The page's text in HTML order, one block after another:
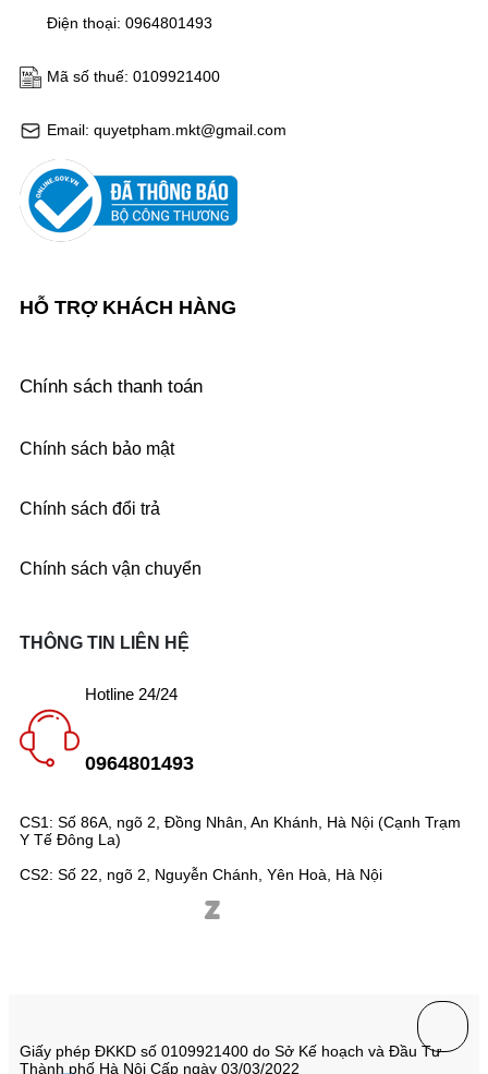
Email: quyetpham.mkt@gmail.com
Mã số thuế: 0109921400
Điện thoại: 0964801493
HỖ TRỢ KHÁCH HÀNG
Chính sách thanh toán
Chính sách bảo mật
Chính sách đổi trả
Chính sách vận chuyển
CS1: Số 86A, ngõ 2, Đồng Nhân, An Khánh, Hà Nội (Cạnh Trạm
Y Tế Đông La)
CS2: Số 22, ngõ 2, Nguyễn Chánh, Yên Hoà, Hà Nội
THÔNG TIN LIÊN HỆ
Hotline 24/24
0964801493
Giấy phép ĐKKD số 0109921400 do Sở Kế hoạch và Đầu Tư
Thành phố Hà Nội Cấp ngày 03/03/2022